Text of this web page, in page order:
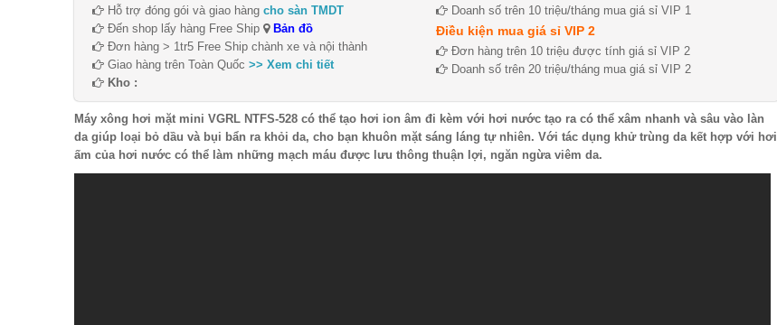
Hỗ trợ đóng gói và giao hàng cho sàn TMDT
Đến shop lấy hàng Free Ship
Bản đồ
Đơn hàng > 1tr5 Free Ship chành xe và nội thành
Giao hàng trên Toàn Quốc >> Xem chi tiết
Kho :
Doanh số trên 10 triệu/tháng mua giá sỉ VIP 1
Điều kiện mua giá sỉ VIP 2
Đơn hàng trên 10 triệu được tính giá sỉ VIP 2
Doanh số trên 20 triệu/tháng mua giá sỉ VIP 2
Máy xông hơi mặt mini VGRL NTFS-528 có thể tạo hơi ion âm đi kèm với hơi nước tạo ra có thể xâm nhanh và sâu vào làn
da giúp loại bỏ dầu và bụi bẩn ra khỏi da, cho bạn khuôn mặt sáng láng tự nhiên. Với tác dụng khử trùng da kết hợp với hơi
ấm của hơi nước có thể làm những mạch máu được lưu thông thuận lợi, ngăn ngừa viêm da.